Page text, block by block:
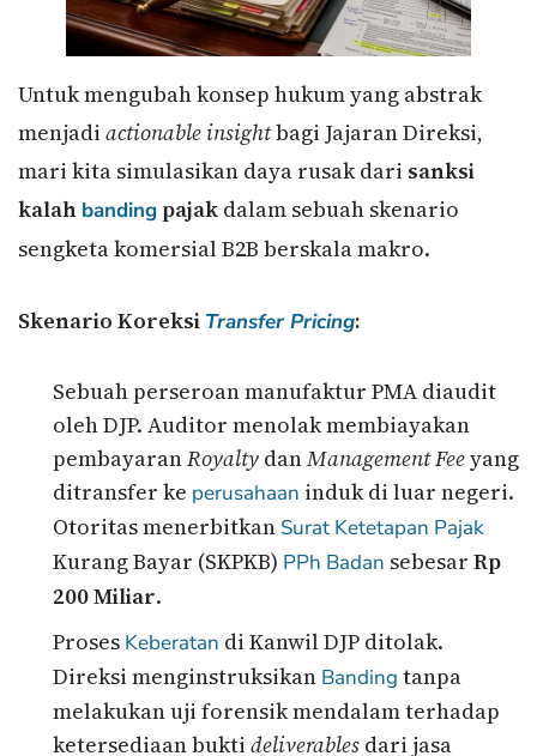
Untuk mengubah konsep hukum yang abstrak
menjadi actionable insightbagi Jajaran Direksi,
mari kita simulasikan daya rusak dari sanksi
kalah bandingpajak dalam sebuah skenario
sengketa komersial B2B berskala makro.
Skenario Koreksi Transfer Pricing:
Sebuah perseroan manufaktur PMA diaudit
oleh DJP. Auditor menolak membiayakan
pembayaranRoyalty danManagement Feeyang
ditransfer ke perusahaan induk di luar negeri.
Otoritas menerbitkan Surat Ketetapan Pajak
Kurang Bayar (SKPKB) PPh Badan sebesar Rp
200 Miliar.
Proses Keberatan di Kanwil DJP ditolak.
Direksi menginstruksikan Banding tanpa
melakukan uji forensik mendalam terhadap
ketersediaan bukti deliverables dari jasa